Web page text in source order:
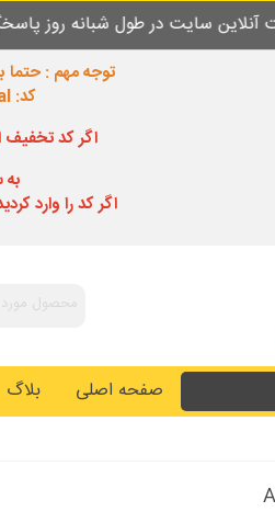
شما میباشد.
توجه مهم : حتما برای
کد: ersal را در بخش " کدتخفیف دارید؟ " وارد کنید.
اگر کد تخفیف
اگر کد را وارد
صفحه اصلی بلاگ